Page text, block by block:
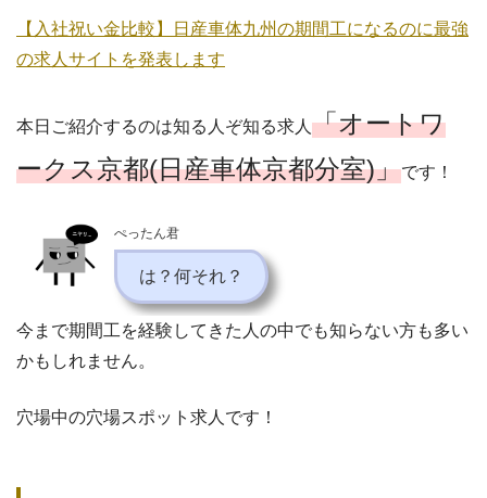
【入社祝い金比較】日産車体九州の期間工になるのに最強
の求人サイトを発表します
本日ご紹介するのは知る人ぞ知る求人 「オートワ
ークス京都(日産車体京都分室)」です！
ぺったん君
は？何それ？
今まで期間工を経験してきた人の中でも知らない方も多い
かもしれません。
穴場中の穴場スポット求人です！